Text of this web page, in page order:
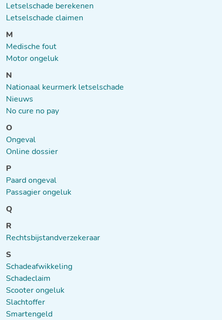
Letselschade berekenen
Letselschade claimen
M
Medische fout
Motor ongeluk
N
Nationaal keurmerk letselschade
Nieuws
No cure no pay
O
Ongeval
Online dossier
P
Paard ongeval
Passagier ongeluk
Q
R
Rechtsbijstandverzekeraar
S
Schadeafwikkeling
Schadeclaim
Scooter ongeluk
Slachtoffer
Smartengeld